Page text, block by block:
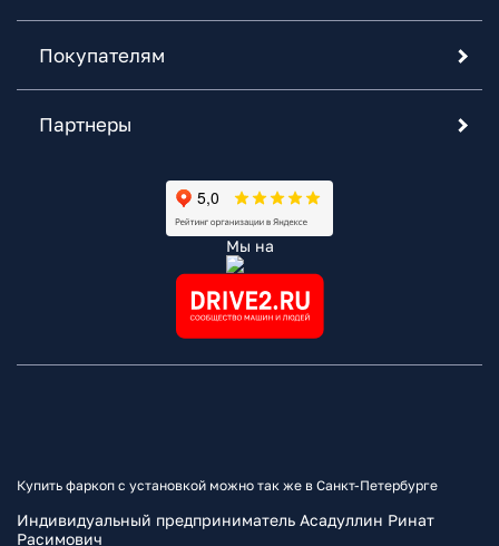
Покупателям
Партнеры
Мы на
Купить фаркоп с установкой можно так же в Санкт-Петербурге
Индивидуальный предприниматель Асадуллин Ринат
Расимович